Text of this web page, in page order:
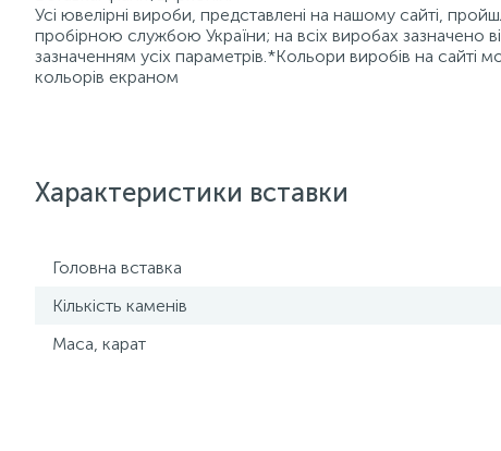
Усі ювелірні вироби, представлені на нашому сайті,
пробірною службою України; на всіх виробах зазначено
зазначенням усіх параметрів.*Кольори виробів на сайті
кольорів екраном
Характеристики вставки
Головна вставка
Кількість каменів
Маса, карат